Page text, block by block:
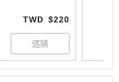
TWD $220